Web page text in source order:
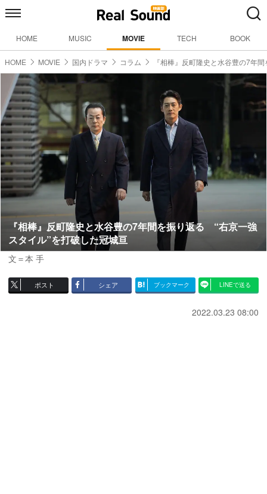
HOME MUSIC MOVIE TECH BOOK
HOME MOVIE 国内ドラマ コラム 『相棒』反町隆史と水谷豊の7年
『相棒』反町隆史と水谷豊の7年間を振り返る “右京一強
スタイル”を打破した冠城亘
文＝本 手
ポスト シェア ブックマーク LINEで送る
2022.03.23 08:00